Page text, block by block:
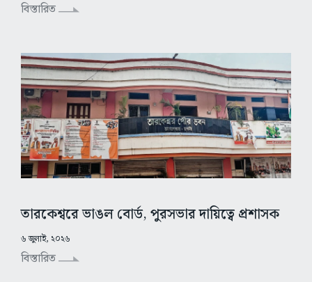
বিস্তারিত
তারকেশ্বরে ভাঙল বোর্ড, পুরসভার দায়িত্বে প্রশাসক
৬ জুলাই, ২০২৬
বিস্তারিত